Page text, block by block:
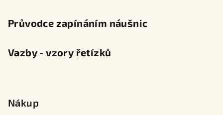
Průvodce zapínáním náušnic
Vazby - vzory řetízků
Nákup